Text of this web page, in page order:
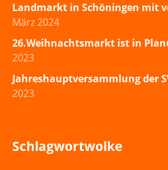
Landmarkt in Schöningen mit
März 2024
26.Weihnachtsmarkt ist in
2023
Jahreshauptversammlung der
2023
Schlagwortwolke